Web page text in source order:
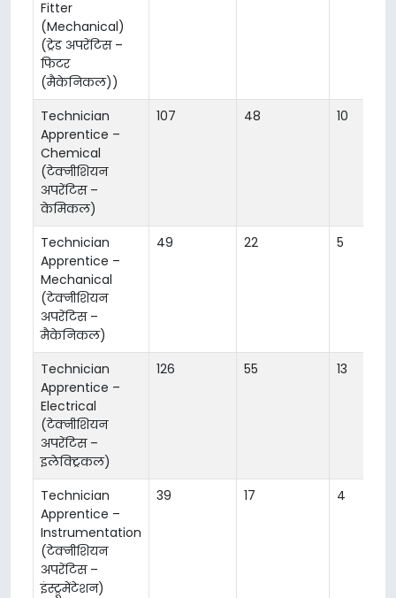
Fitter
(Mechanical)
(ट्रेड अपरेंटिस –
फिटर
(मैकेनिकल))
Technician
Apprentice –
Chemical
(टेक्नीशियन
अपरेंटिस –
केमिकल)
107 48 10
Technician
Apprentice –
Mechanical
(टेक्नीशियन
अपरेंटिस –
मैकेनिकल)
49 22 5
Technician
Apprentice –
Electrical
(टेक्नीशियन
अपरेंटिस –
इलेक्ट्रिकल)
126 55 13
Technician
Apprentice –
Instrumentation
(टेक्नीशियन
अपरेंटिस –
इंस्ट्रूमेंटेशन)
39 17 4